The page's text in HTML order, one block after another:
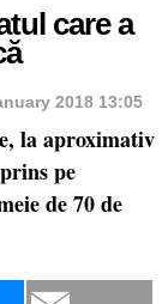
care a
2018 13:05
la aproximativ
pe
de 70 de